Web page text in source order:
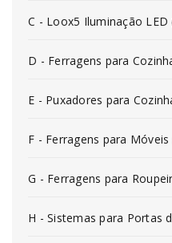
C - Loox5 Iluminação LED
D - Ferragens para
E - Puxadores para
F - Ferragens para Móveis
G - Ferragens para
H - Sistemas para Portas